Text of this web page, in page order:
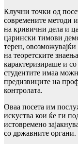
Клучни точки од
современите методи
на кривични дела и
царински тимови
терен,
на теоретските
карактеризираше и
студентите имаа
предизвиците на
контролата.
Оваа посета им
искуства кои ќе ги
истовремено
со државните органи.